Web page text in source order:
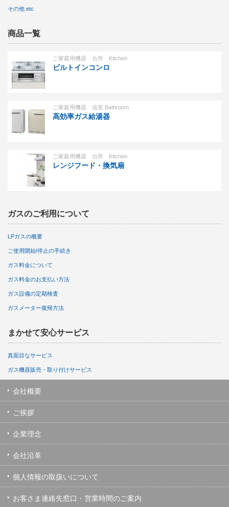
その他 etc
商品一覧
ご家庭用機器 台所 Kitchen
ビルトインコンロ
ご家庭用機器 浴室 Bathroom
高効率ガス給湯器
ご家庭用機器 台所 Kitchen
レンジフード・換気扇
ガスのご利用について
LPガスの概要
ご使用開始/停止の手続き
ガス料金について
ガス料金のお支払い方法
ガス設備の定期検査
ガスメーター復帰方法
まかせて安心サービス
真面目なサービス
ガス機器販売・取り付けサービス
会社概要
ご挨拶
企業理念
会社沿革
個人情報の取扱いについて
お客さま連絡先窓口・営業時間のご案内